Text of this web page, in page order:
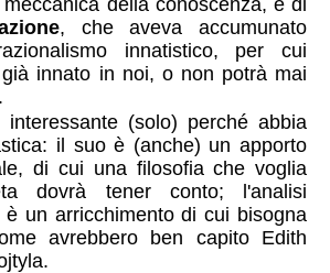
, che aveva accumunato
innatistico, per cui
innato in noi, o non potrà mai
(solo) perché abbia
il suo è (anche) un apporto
di cui una filosofia che voglia
dovrà tener conto; l'analisi
è un arricchimento di cui bisogna
avrebbero ben capito Edith